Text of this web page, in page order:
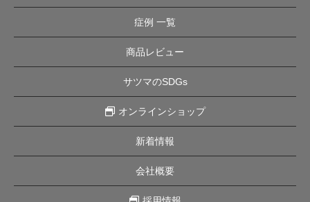
症例 一覧
商品レビュー
サツマのSDGs
オンラインショップ
新着情報
会社概要